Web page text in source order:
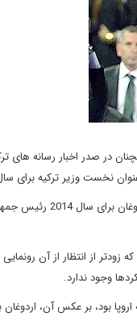
در صدر اخبار رسانه های
ترکیه برای سال 2071 اعلام
اجماعی وجود دارد مبنی بر این که رهبر
اسلامی – ترکیه تا سال 2071 برای کشورش دارد که
وجود ندارد.
بود، بر عکس آن،